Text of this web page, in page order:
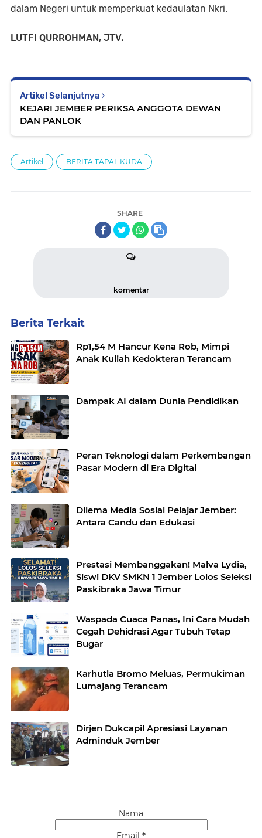
dalam Negeri untuk memperkuat kedaulatan Nkri.
LUTFI QURROHMAN, JTV.
Artikel Selanjutnya
KEJARI JEMBER PERIKSA ANGGOTA DEWAN
DAN PANLOK
Artikel BERITA TAPAL KUDA
SHARE
komentar
Berita Terkait
Rp1,54 M Hancur Kena Rob, Mimpi
Anak Kuliah Kedokteran Terancam
Dampak AI dalam Dunia Pendidikan
Peran Teknologi dalam Perkembangan
Pasar Modern di Era Digital
Dilema Media Sosial Pelajar Jember:
Antara Candu dan Edukasi
Prestasi Membanggakan! Malva Lydia,
Siswi DKV SMKN 1 Jember Lolos Seleksi
Paskibraka Jawa Timur
Waspada Cuaca Panas, Ini Cara Mudah
Cegah Dehidrasi Agar Tubuh Tetap
Bugar
Karhutla Bromo Meluas, Permukiman
Lumajang Terancam
Dirjen Dukcapil Apresiasi Layanan
Adminduk Jember
Nama
Email *